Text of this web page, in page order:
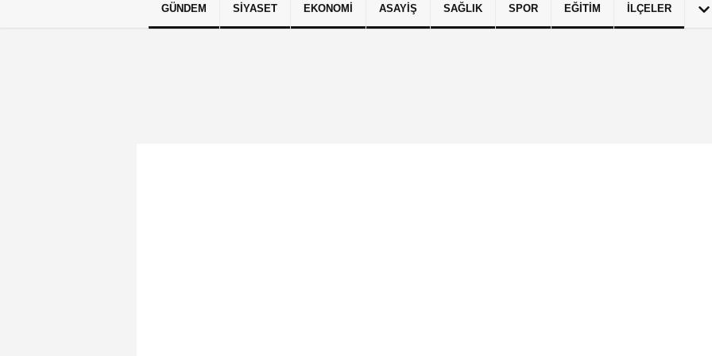
Künye İletişim Çerez Politikası Gizlilik İlkeleri
GÜNDEM SIYASET EKONOMI ASAYIŞ SAĞLIK SPOR EĞITIM İLÇELER